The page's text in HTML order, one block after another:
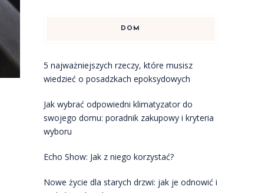
DOM
5 najważniejszych rzeczy, które musisz
wiedzieć o posadzkach epoksydowych
Jak wybrać odpowiedni klimatyzator do
swojego domu: poradnik zakupowy i kryteria
wyboru
Echo Show: Jak z niego korzystać?
Nowe życie dla starych drzwi: jak je odnowić i